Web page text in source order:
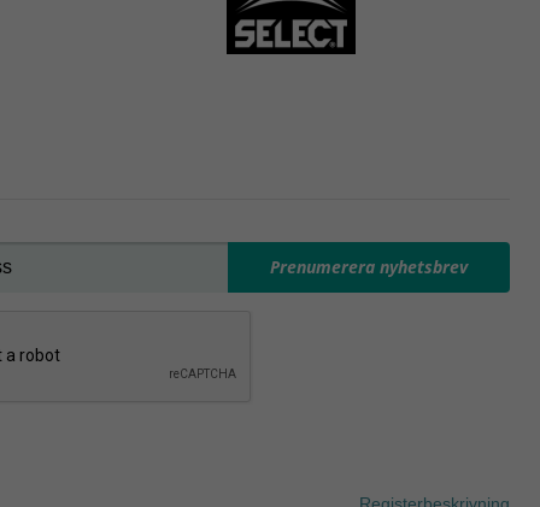
Prenumerera nyhetsbrev
Registerbeskrivning